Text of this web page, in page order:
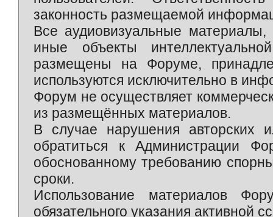
законность размещаемой
Все аудиовизуальные
иные объекты
размещены на Форуме,
используются исключительно в
Форум не осуществляет
из размещённых материалов.
В случае нарушения авторских
обратиться к Администрации
обоснованному требованию
сроки.
Использование материалов
обязательного указания активной